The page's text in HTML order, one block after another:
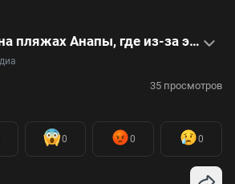
Что происходит на пляжах Анапы, где из-за экологической катастрофы нельзя купаться — видеорепортаж
35 просмотров
0 0 0